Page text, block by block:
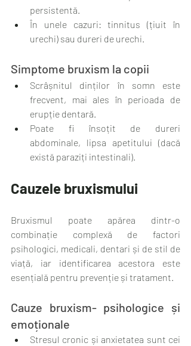
persistentă.
În unele cazuri: tinnitus (țiuit în
urechi) sau dureri de urechi.
Simptome bruxism la copii
Scrâșnitul dinților în somn este
frecvent, mai ales în perioada de
erupție dentară.
Poate fi însoțit de dureri
abdominale, lipsa apetitului (dacă
există paraziți intestinali).
Cauzele bruxismului
Bruxismul poate apărea dintr-o
combinație complexă de factori
psihologici, medicali, dentari și de stil de
viață, iar identificarea acestora este
esențială pentru prevenție și tratament.
Cauze bruxism- psihologice și
emoționale
Stresul cronic și anxietatea sunt cei